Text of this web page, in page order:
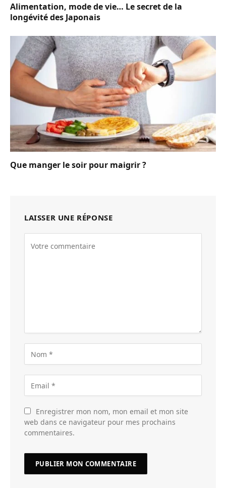
Alimentation, mode de vie… Le secret de la
longévité des Japonais
Que manger le soir pour maigrir ?
LAISSER UNE RÉPONSE
Enregistrer mon nom, mon email et mon site
web dans ce navigateur pour mes prochains
commentaires.